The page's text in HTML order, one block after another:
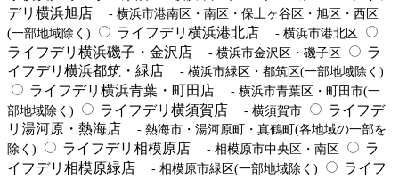
デリ横浜旭店
- 横浜市港南区・南区・保土ヶ谷区・旭区・西区
(一部地域除く)
ライフデリ横浜港北店 - 横浜市港北区
ライフデリ横浜磯子・金沢店 - 横浜市金沢区・磯子区
ラ
イフデリ横浜都筑・緑店
- 横浜市緑区・都筑区(一部地域除く)
ライフデリ横浜青葉・町田店
- 横浜市青葉区・町田市(一
部地域除く)
ライフデリ横須賀店 - 横須賀市
ライフデ
リ湯河原・熱海店
- 熱海市・湯河原町・真鶴町(各地域の一部を
除く)
ライフデリ相模原店 - 相模原市中央区・南区
ラ
イフデリ相模原緑店
- 相模原市緑区(一部地域除く)
ライフ